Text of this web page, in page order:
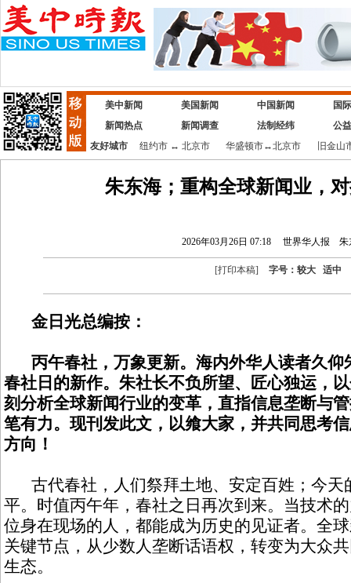
美中新闻 美国新闻 中国新闻
国
新闻热点
新闻调查 法制经纬
公
友好城市
纽约市↔ 北京市 华盛顿市↔北京市 旧金山
朱东海；重构全球新闻业，
2026年03月26日 07:18 世界华人报 朱
[打印本稿] 字号： 较大 适中
金日光总编按：
丙午春社，万象更新。海内外华人读者久仰
春社日的新作。朱社长不负所望、匠心独运，
刻分析全球新闻行业的变革，直指信息垄断与
笔有力。现刊发此文，以飨大家，并共同思考
方向！
古代春社，人们祭拜土地、安定百姓；今天
平。时值丙午年，春社之日再次到来。当技术
位身在现场的人，都能成为历史的见证者。全
关键节点，从少数人垄断话语权，转变为大众
生态。